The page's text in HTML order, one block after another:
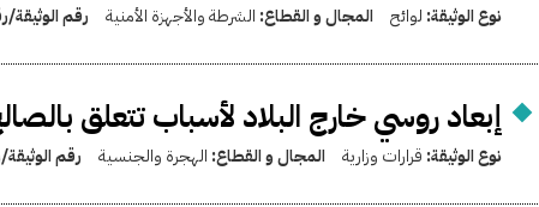
نوع الوثيقة: لوائح المجال و القطاع: الشرطة والأجهزة الأمنية رقم
إبعاد روسي خارج البلاد لأسباب تتعلق
نوع الوثيقة: قرارات وزارية المجال و القطاع: الهجرة والجنسية رقم